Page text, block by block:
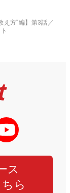
え方”編】第3話／
ス
ら